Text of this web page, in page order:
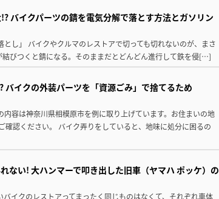
バイクパーツの錆を電気分解で落とす方法とガソリン
し」 バイクやクルマのレストアで切っても切れないのが、まさ
びつくと錆になる。そのままだとどんどん進行して鉄を侵[…]
バイクの外装パーツを「資源ごみ」で捨てるため
容は神奈川県相模原市を例に取り上げています。お住まいの地
認ください。 バイク弄りをしていると、地味に処分に困るの
ない! 大ハンマーで叩き出した旧車（ヤマハ ポッケ）の
イクのレストアってまったく同じものはなくて、それぞれ車体